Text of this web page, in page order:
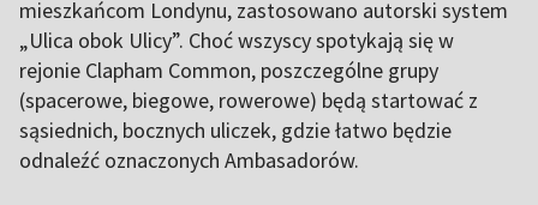
mieszkańcom Londynu, zastosowano autorski system
„Ulica obok Ulicy”. Choć wszyscy spotykają się w
rejonie Clapham Common, poszczególne grupy
(spacerowe, biegowe, rowerowe) będą startować z
sąsiednich, bocznych uliczek, gdzie łatwo będzie
odnaleźć oznaczonych Ambasadorów.